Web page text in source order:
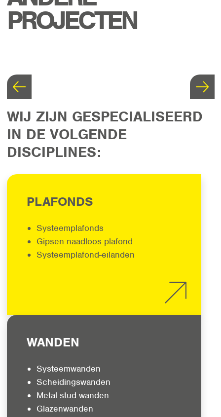
PROJECTEN
WIJ ZIJN GESPECIALISEERD
IN DE VOLGENDE
DISCIPLINES:
PLAFONDS
Systeemplafonds
Gipsen naadloos plafond
Systeemplafond-eilanden
WANDEN
Systeemwanden
Scheidingswanden
Metal stud wanden
Glazenwanden